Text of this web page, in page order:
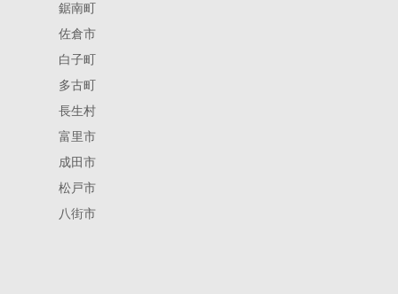
鋸南町
佐倉市
白子町
多古町
長生村
富里市
成田市
松戸市
八街市